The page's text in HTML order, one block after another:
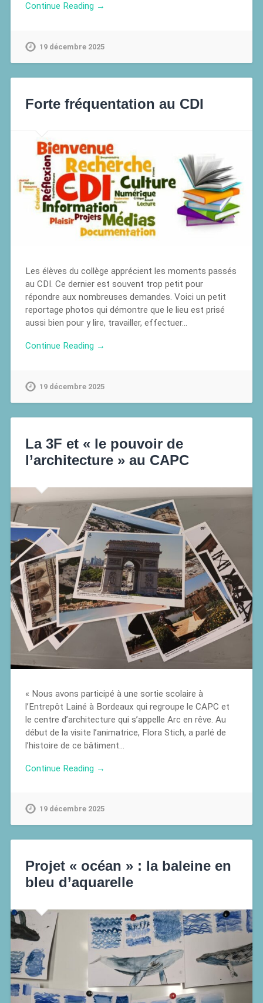
Continue Reading →
19 décembre 2025
Forte fréquentation au CDI
Les élèves du collège apprécient les moments passés
au CDI. Ce dernier est souvent trop petit pour
répondre aux nombreuses demandes. Voici un petit
reportage photos qui démontre que le lieu est prisé
aussi bien pour y lire, travailler, effectuer…
Continue Reading →
19 décembre 2025
La 3F et « le pouvoir de
l’architecture » au CAPC
« Nous avons participé à une sortie scolaire à
l’Entrepôt Lainé à Bordeaux qui regroupe le CAPC et
le centre d’architecture qui s’appelle Arc en rêve. Au
début de la visite l’animatrice, Flora Stich, a parlé de
l’histoire de ce bâtiment…
Continue Reading →
19 décembre 2025
Projet « océan » : la baleine en
bleu d’aquarelle